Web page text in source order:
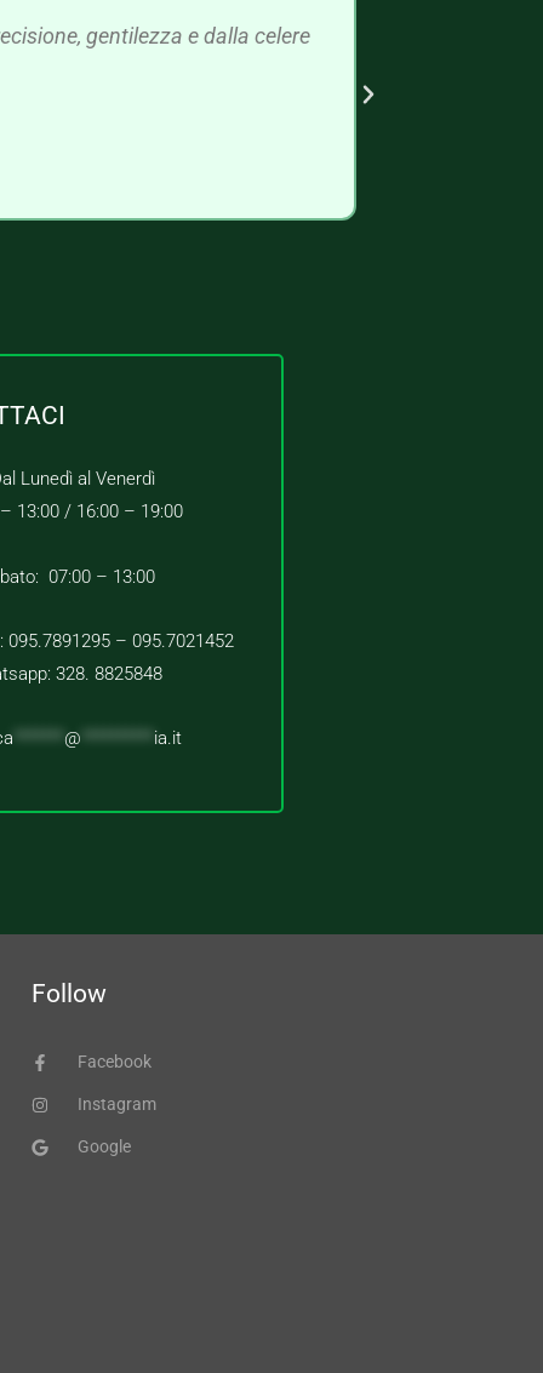
gentilezza e dalla celere
Lunedì al Venerdì
13:00 / 16:00 – 19:00
07:00 – 13:00
095.7891295 – 095.7021452
328. 8825848
*******@ ia.it
Follow
Facebook
Instagram
Google